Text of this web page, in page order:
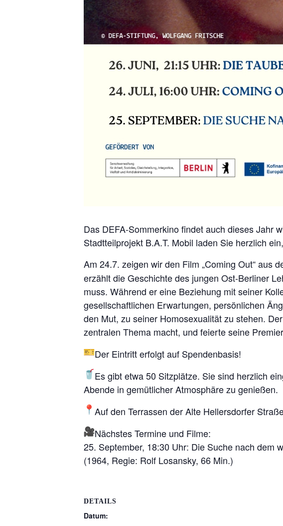
Das DEFA-Sommerkino findet auch dieses Jahr
Stadtteilprojekt B.A.T. Mobil laden Sie herzlich
Am 24.7. zeigen wir den Film „Coming Out“ aus
erzählt die Geschichte des jungen Ost-Berliner
muss. Während er eine Beziehung mit seiner
gesellschaftlichen Erwartungen, persönlichen
den Mut, zu seiner Homosexualität zu stehen.
zentralen Thema macht, und feierte seine
Der Eintritt erfolgt auf Spendenbasis!
Es gibt etwa 50 Sitzplätze. Sie sind herzlich
Abende in gemütlicher Atmosphäre zu genießen.
Auf den Terrassen der Alte Hellersdorfer
Nächstes Termine und Filme:
25. September, 18:30 Uhr: Die Suche nach dem
(1964, Regie: Rolf Losansky, 66 Min.)
DETAILS
Datum: